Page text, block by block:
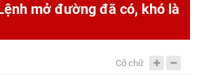
mở đường đã có, khó là
Cỡ chữ